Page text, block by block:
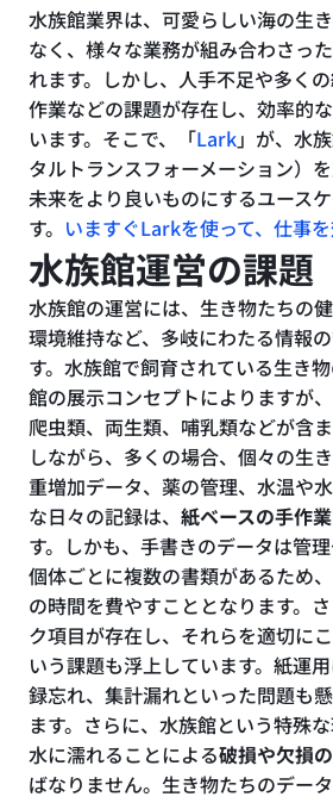
水族館業界は、可愛らしい海の生
なく、様々な業務が組み合わさっ
れます。しかし、人手不足や多く
作業などの課題が存在し、効率的
います。そこで、「Lark」が、水
タルトランスフォーメーション）
未来をより良いものにするユース
す。 いますぐLarkを使って、仕事
水族館運営の課題
水族館の運営には、生き物たちの
環境維持など、多岐にわたる情報
す。水族館で飼育されている生き
館の展示コンセプトによりますが
爬虫類、両生類、哺乳類などが含
しながら、多くの場合、個々の生
重増加データ、薬の管理、水温や
な日々の記録は、 紙ベースの手作業
す。しかも、手書きのデータは管理
個体ごとに複数の書類があるため
の時間を費やすこととなります。
ク項目が存在し、それらを適切に
いう課題も浮上しています。紙運
録忘れ、集計漏れといった問題も
ます。さらに、水族館という特殊
水に濡れることによる破損や欠損
ばなりません。生き物たちのデー